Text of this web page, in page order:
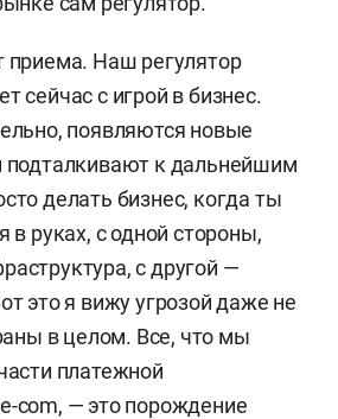
приема. Наш регулятор
сейчас с игрой в бизнес.
появляются новые
подталкивают к дальнейшим
делать бизнес, когда ты
в руках, с одной стороны,
с другой —
это я вижу угрозой даже не
в целом. Все, что мы
платежной
com, — это порождение